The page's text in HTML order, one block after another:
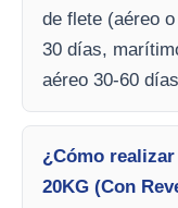
de flete (aéreo
30 días,
aéreo 30-60
¿Cómo
20KG (Con